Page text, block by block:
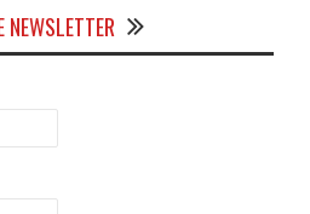
NEWSLETTER